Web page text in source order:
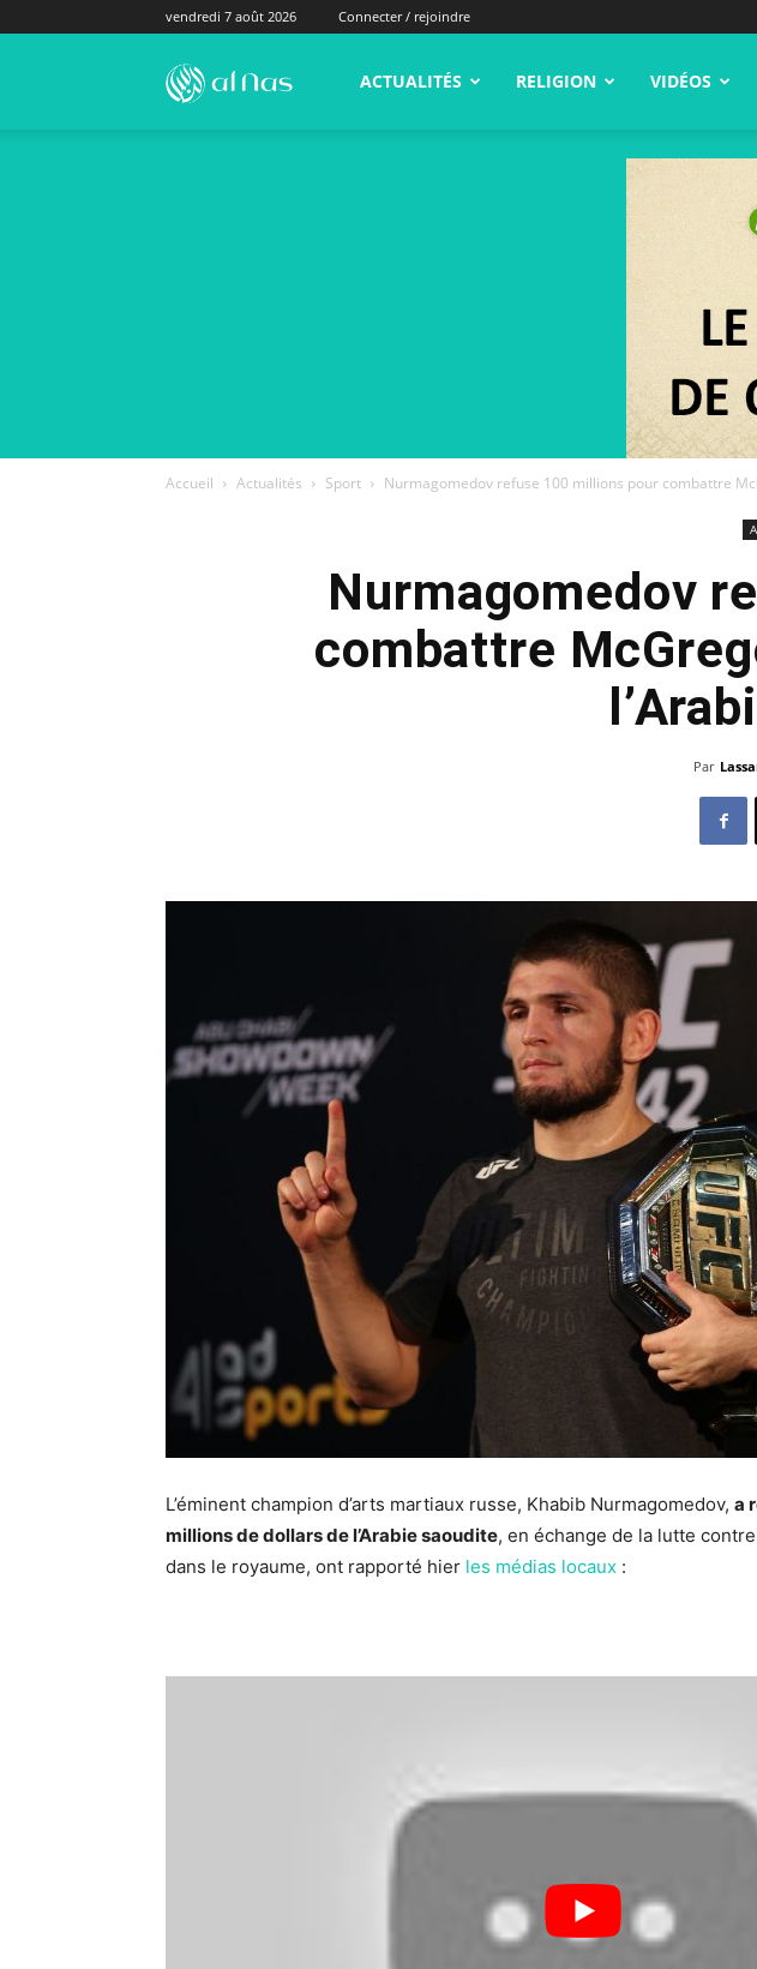
vendredi 7 août 2026 Connecter / rejoindre
alNas.fr ACTUALITÉS RELIGION VIDÉOS
Accueil Actualités Sport Nurmagomedov refuse 100 millions pour combattre
Nurmagomedov
combattre
Par
L’éminent champion d’arts martiaux russe, Khabib Nurmagomedov, a
millions de dollars de l’Arabie saoudite, en échange de la lutte
dans le royaume, ont rapporté hier les médias locaux :